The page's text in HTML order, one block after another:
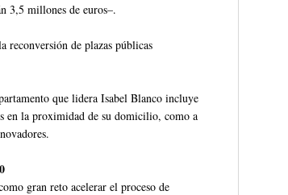
3,5 millones de euros–.
reconversión de plazas públicas
que lidera Isabel Blanco incluye
en la proximidad de su domicilio, como a
gran reto acelerar el proceso de